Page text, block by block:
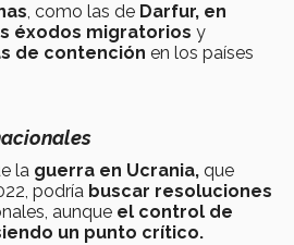
, como las de Darfur, en
éxodos migratorios y
de contención en los países
la guerra en Ucrania, que
podría buscar resoluciones
aunque el control de
un punto crítico.